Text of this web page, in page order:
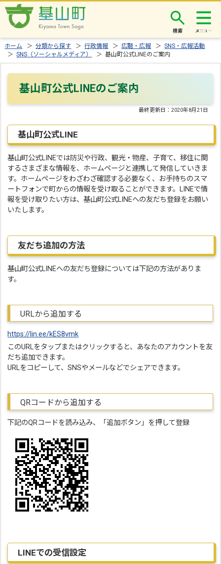
検索
ホーム ＞分類から探す ＞行政情報 ＞広聴・広報 ＞SNS・広報活動
＞SNS（ソーシャルメディア） ＞ 基山町公式LINEのご案内
基山町公式LINEのご案内
最終更新日：2020年8月21日
基山町公式LINE
基山町公式LINEでは防災や行政、観光・物産、子育て、移住に関
するさまざまな情報を、ホームページと連携して発信していきま
す。ホームページをわざわざ確認する必要なく、お手持ちのスマ
ートフォンで町からの情報を受け取ることができます。LINEで情
報を受け取りたい方は、基山町公式LINEへの友だち登録をお願い
いたします。
友だち追加の方法
基山町公式LINEへの友だち登録については下記の方法がありま
す。
URLから追加する
https://lin.ee/kES8vmk
このURLをタップまたはクリックすると、あなたのアカウントを友
だち追加できます。
URLをコピーして、SNSやメールなどでシェアできます。
QRコードから追加する
下記のQRコードを読み込み、「追加ボタン」を押して登録
LINEでの受信設定